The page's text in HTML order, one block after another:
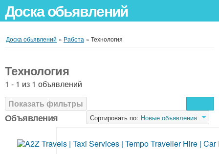
Доска обьявлений
Доска обьявлений » Работа » Технология
Технология
1 - 1 из 1 объявлений
Показать фильтры
Сортировать по: Новые объявления
Объявления